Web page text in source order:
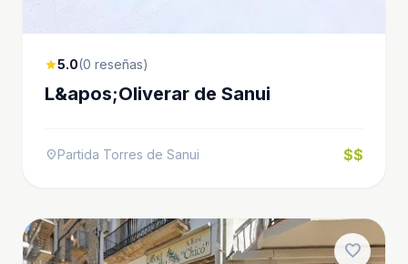
star5.0(0 reseñas)
L&apos;Oliverar de Sanui
location_onPartida Torres de Sanui $$
favorite